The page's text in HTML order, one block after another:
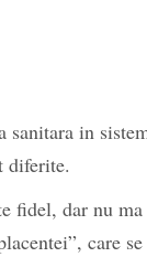
sanitara in
diferite.
fidel, dar nu
care